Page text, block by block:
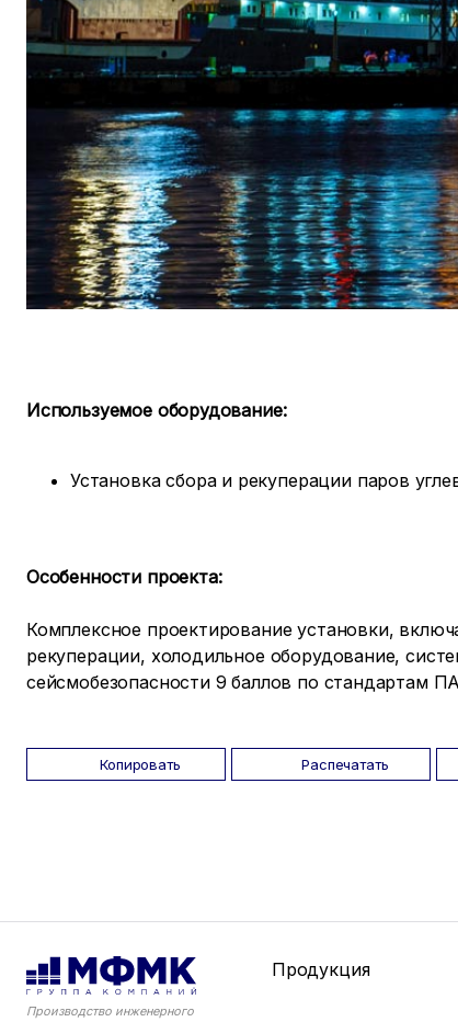
Используемое оборудование:
Установка сбора и рекуперации паров
Особенности проекта:
Комплексное проектирование установки,
рекуперации, холодильное оборудование,
сейсмобезопасности 9 баллов по стандартам
Копировать Распечатать
Производство инженерного
Продукция